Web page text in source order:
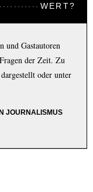
WERT?
und Gastautoren
der Zeit. Zu
oder unter
JOURNALISMUS